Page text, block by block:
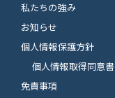
私たちの強み
お知らせ
個人情報保護方針
個人情報取得同意書
免責事項